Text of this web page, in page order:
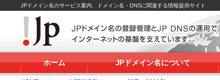
JPドメイン名のサービス案内、ドメイン名・DNSに関連する情報提供サイト
ホーム JPドメイン名について